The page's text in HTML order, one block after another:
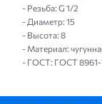
- Резьба: G 1/2
- Диаметр: 15
- Высота: 8
- Материал:
- ГОСТ: ГОСТ 8961-